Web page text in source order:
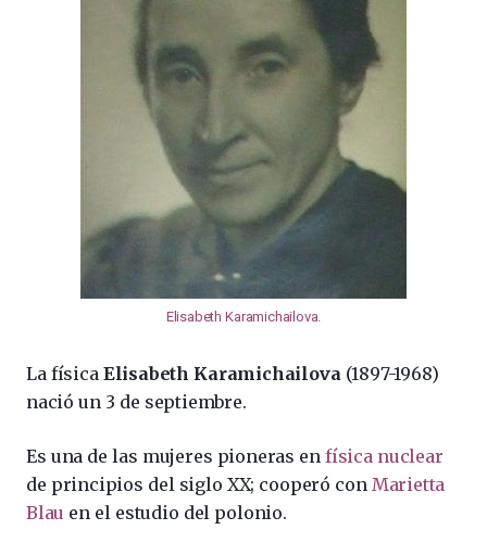
Elisabeth Karamichailova.
La física Elisabeth Karamichailova(1897-1968)
nació un 3 de septiembre.
Es una de las mujeres pioneras enfísica nuclear
de principios del siglo XX; cooperó con Marietta
Blau en el estudio del polonio.